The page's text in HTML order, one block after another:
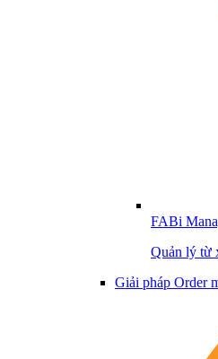
FABi
Quản lý từ
Giải pháp Order